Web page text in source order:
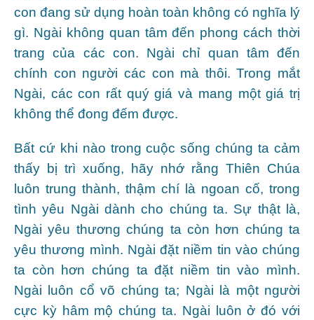
con đang sử dụng hoàn toàn không có nghĩa lý
gì. Ngài không quan tâm đến phong cách thời
trang của các con. Ngài chỉ quan tâm đến
chính con người các con mà thôi. Trong mắt
Ngài, các con rất quý giá và mang một giá trị
không thể đong đếm được.
Bất cứ khi nào trong cuộc sống chúng ta cảm
thấy bị trì xuống, hãy nhớ rằng Thiên Chúa
luôn trung thành, thậm chí là ngoan cố, trong
tình yêu Ngài dành cho chúng ta. Sự thật là,
Ngài yêu thương chúng ta còn hơn chúng ta
yêu thương mình. Ngài đặt niềm tin vào chúng
ta còn hơn chúng ta đặt niềm tin vào mình.
Ngài luôn cổ võ chúng ta; Ngài là một người
cực kỳ hâm mộ chúng ta. Ngài luôn ở đó với